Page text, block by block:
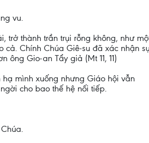
vu.
trở thành trần trụi rỗng không, như
cả. Chính Chúa Giê-su đã xác nhận
Gio-an Tẩy giả (Mt 11, 11)
mình xuống nhưng Giáo hội vẫn
cho bao thế hệ nối tiếp.